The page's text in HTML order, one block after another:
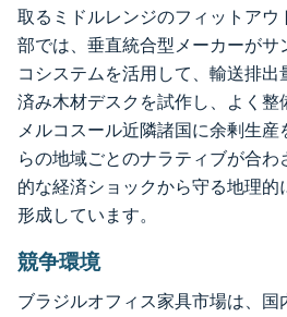
取るミドルレンジのフィットア
部では、垂直統合型メーカーがサ
コシステムを活用して、輸送排
済み木材デスクを試作し、よく整
メルコスール近隣諸国に余剰生
らの地域ごとのナラティブが合
的な経済ショックから守る地理
形成しています。
競争環境
ブラジルオフィス家具市場は、国